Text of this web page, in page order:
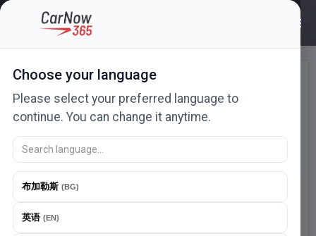
Choose your language
Please select your preferred language to
continue. You can change it anytime.
布加勒斯 (BG)
英语 (EN)
登录
请输入您的电子邮件和密码以登录。
登录 | CarNow365